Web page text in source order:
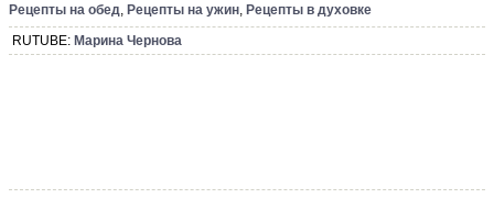
Рецепты на обед, Рецепты на ужин, Рецепты в духовке
RUTUBE: Марина Чернова